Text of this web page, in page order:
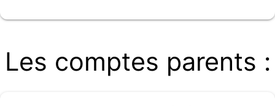
Les comptes parents :